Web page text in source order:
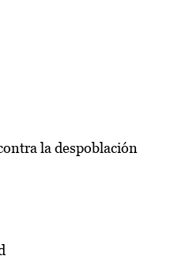
la despoblación